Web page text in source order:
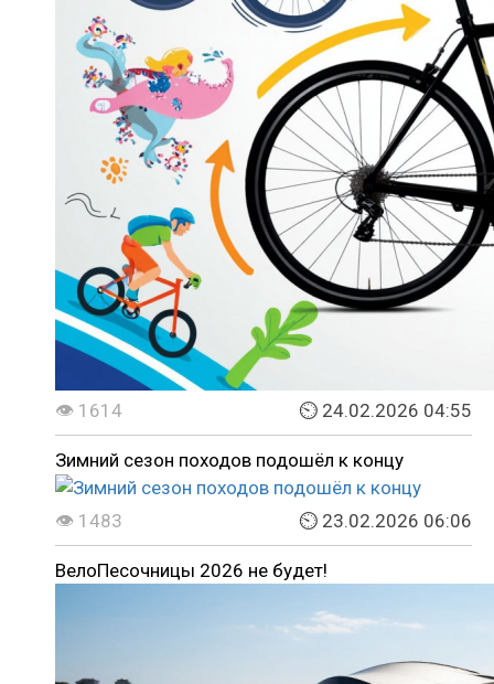
👁 1614 ⏲ 24.02.2026 04:55
Зимний сезон походов подошёл к концу
👁 1483 ⏲ 23.02.2026 06:06
ВелоПесочницы 2026 не будет!